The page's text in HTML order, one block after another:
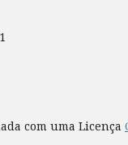
com uma Licença